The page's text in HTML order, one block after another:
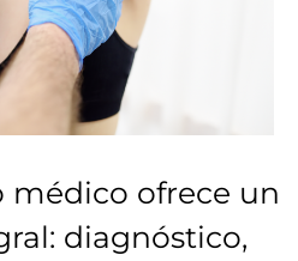
médico ofrece un
diagnóstico,